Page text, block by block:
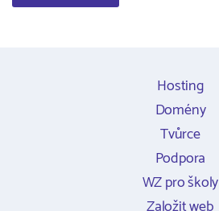
Hosting
Domény
Tvůrce
Podpora
WZ pro školy